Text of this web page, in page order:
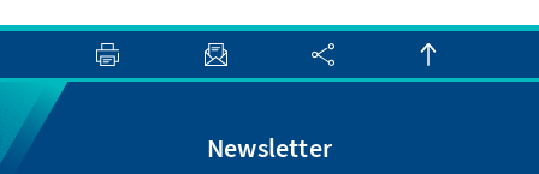
Newsletter